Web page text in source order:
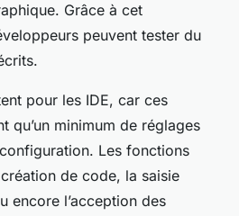
Grâce à cet
peuvent tester du
pour les IDE, car ces
qu’un minimum de réglages
Les fonctions
de code, la saisie
encore l’acception des